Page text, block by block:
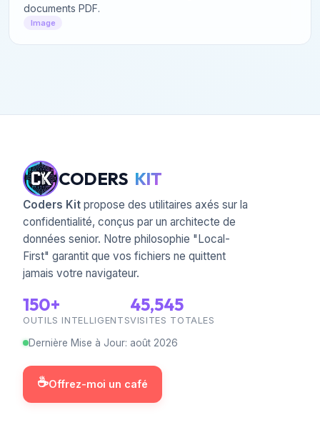
documents PDF.
Image
CODERS KIT
Coders Kit propose des utilitaires axés sur la
confidentialité, conçus par un architecte de
données senior. Notre philosophie "Local-
First" garantit que vos fichiers ne quittent
jamais votre navigateur.
150+
OUTILS INTELLIGENTS
45,545
VISITES TOTALES
Dernière Mise à Jour: août 2026
☕Offrez-moi un café